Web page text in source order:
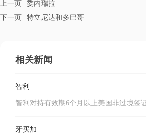
上一页
委内瑞拉
特立尼达和多巴哥
下一页
相关新闻
智利
智利对持有效期6个月以上美国非过境签
牙买加